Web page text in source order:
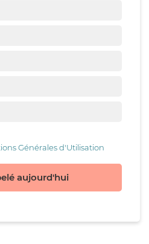
Générales d'Utilisation
aujourd'hui